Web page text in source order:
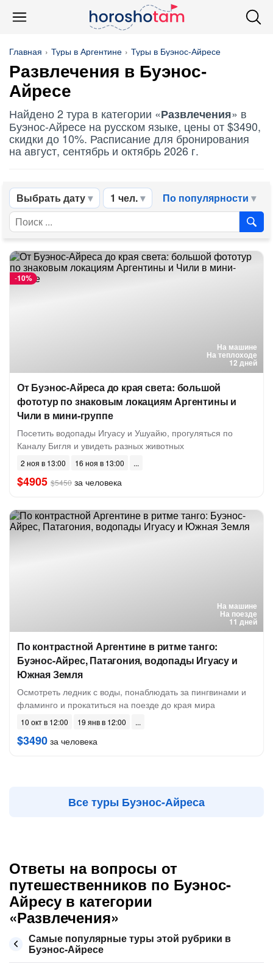
Главная Туры в Аргентине Туры в Буэнос-Айресе
Развлечения в Буэнос-
Айресе
Найдено 2 тура в категории «Развлечения» в
Буэнос-Айресе на русском языке, цены от $3490,
скидки до 10%. Расписание для бронирования
на август, сентябрь и октябрь 2026 г.
Выбрать дату 1 чел. По популярности
На машине
На теплоходе
12 дней
-10%
От Буэнос-Айреса до края света: большой
фототур по знаковым локациям Аргентины и
Чили в мини-группе
Посетить водопады Игуасу и Ушуайю, прогуляться по
Каналу Бигля и увидеть разных животных
2 ноя в 13:00 16 ноя в 13:00
$4905 $5450 за человека
На машине
На поезде
11 дней
По контрастной Аргентине в ритме танго:
Буэнос-Айрес, Патагония, водопады Игуасу и
Южная Земля
Осмотреть ледник с воды, понаблюдать за пингвинами и
фламинго и прокатиться на поезде до края мира
10 окт в 12:00 19 янв в 12:00
$3490 за человека
Все туры Буэнос-Айреса
Ответы на вопросы от
путешественников по Буэнос-
Айресу в категории
«Развлечения»
Самые популярные туры этой рубрики в
Буэнос-Айресе